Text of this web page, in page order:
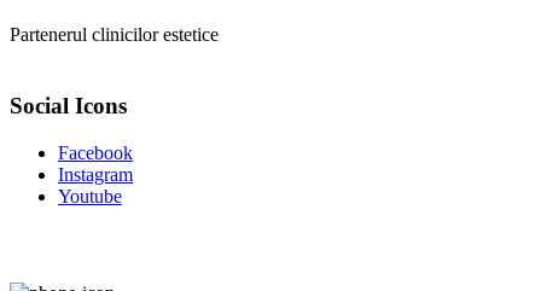
Partenerul clinicilor estetice
Social Icons
Facebook
Instagram
Youtube